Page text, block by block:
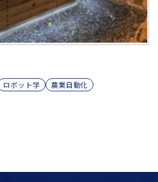
ロボット学
農業自動化